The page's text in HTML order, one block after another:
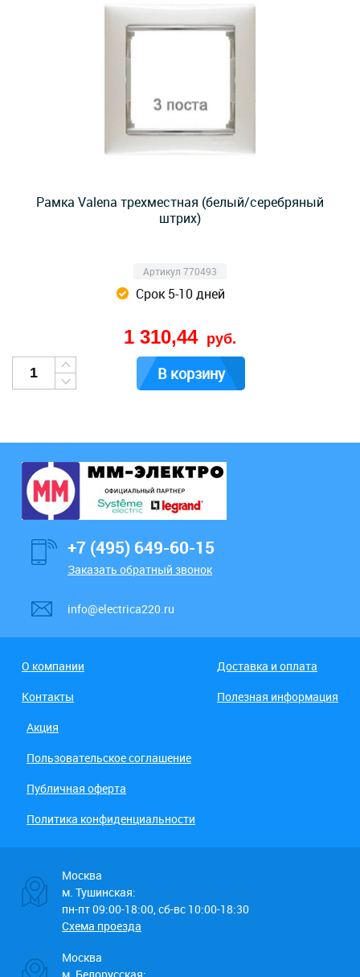
Рамка Valena трехместная (белый/серебряный
штрих)
Артикул 770493
Срок 5-10 дней
1 310,44 руб.
В корзину
+7 (495) 649-60-15
Заказать обратный звонок
info@electrica220.ru
О компании
Доставка и оплата
Контакты
Полезная информация
Акция
Пользовательское соглашение
Публичная оферта
Политика конфиденциальности
Москва
м. Тушинская:
пн-пт 09:00-18:00, сб-вс 10:00-18:30
Схема проезда
Москва